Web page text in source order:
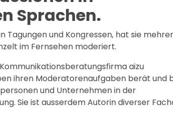
Sprachen.
Tagungen und Kongressen, hat sie
im Fernsehen moderiert.
aizu
ihren Moderatorenaufgaben berät und
und Unternehmen in der
Sie ist ausserdem Autorin diverser